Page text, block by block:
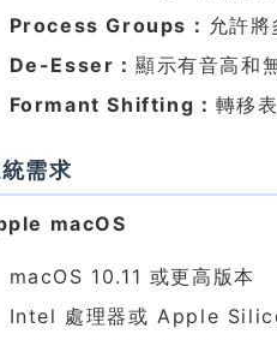
Process Groups： 允許
De-Esser： 顯示有音高和
Formant Shifting： 轉移
需求
macOS
macOS 10.11 或更高版本
Intel 處理器或 Apple